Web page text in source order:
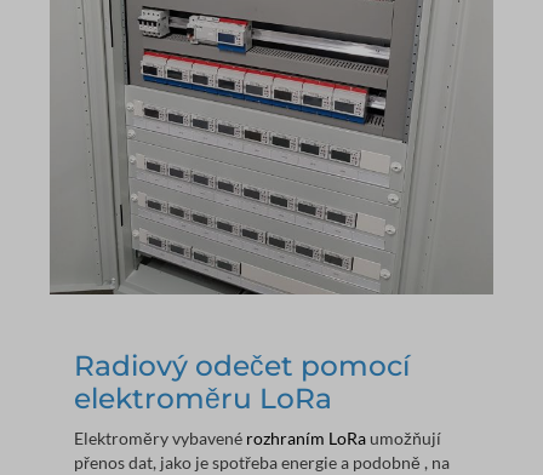
Radiový odečet pomocí
elektroměru LoRa
Elektroměry vybavené rozhraním LoRa umožňují
přenos dat, jako je spotřeba energie a podobně , na